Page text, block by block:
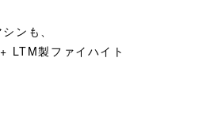
ンも、
LTM製ファイハイト